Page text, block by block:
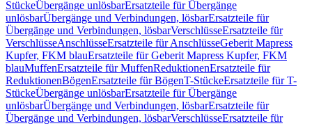
StückeÜbergänge unlösbarErsatzteile für Übergänge
unlösbarÜbergänge und Verbindungen, lösbarErsatzteile für
Übergänge und Verbindungen, lösbarVerschlüsseErsatzteile für
VerschlüsseAnschlüsseErsatzteile für AnschlüsseGeberit Mapress
Kupfer, FKM blauErsatzteile für Geberit Mapress Kupfer, FKM
blauMuffenErsatzteile für MuffenReduktionenErsatzteile für
ReduktionenBögenErsatzteile für BögenT-StückeErsatzteile für T-
StückeÜbergänge unlösbarErsatzteile für Übergänge
unlösbarÜbergänge und Verbindungen, lösbarErsatzteile für
Übergänge und Verbindungen, lösbarVerschlüsseErsatzteile für